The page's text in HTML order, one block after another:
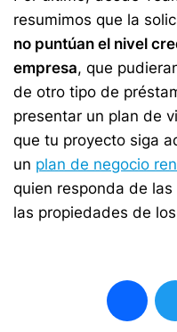
resumimos que la
no puntúan el nivel
empresa, que
de otro tipo de
presentar un plan de
que tu proyecto siga
un plan de negocio
quien responda de
las propiedades de
Facebook